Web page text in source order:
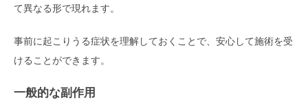
て異なる形で現れます。
事前に起こりうる症状を理解しておくことで、安心して施術を受
けることができます。
一般的な副作用